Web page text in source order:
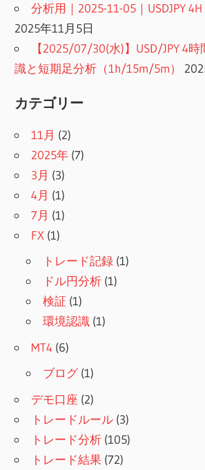
分析用｜2025-11-05｜USDJPY
2025年11月5日
【2025/07/30(水)】USD/JPY 4
識と短期足分析（1h/15m/5m）
カテゴリー
11月 (2)
2025年 (7)
3月 (3)
4月 (1)
7月 (1)
FX (1)
トレード記録 (1)
ドル円分析 (1)
検証 (1)
環境認識 (1)
MT4 (6)
ブログ(1)
デモ口座 (2)
トレードルール (3)
トレード分析 (105)
トレード結果 (72)